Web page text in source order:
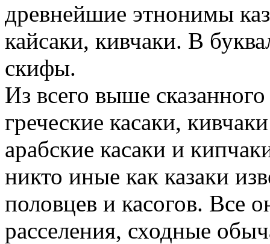
древнейшие этнонимы
кайсаки, кивчаки. В
скифы.
Из всего выше
греческие касаки,
арабские касаки и
никто иные как казаки
половцев и касогов. Все
расселения, сходные